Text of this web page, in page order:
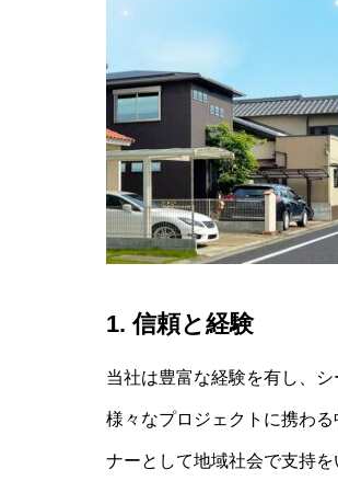
1.信頼と経験
当社は豊富な経験を有し、
様々なプロジェクトに携わ
ナーとして地域社会で支持を